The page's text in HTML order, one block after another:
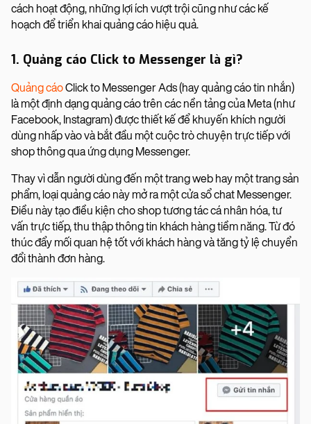
cách hoạt động, những lợi ích vượt trội cũng như các kế
hoạch để triển khai quảng cáo hiệu quả.
1. Quảng cáo Click to Messenger là gì?
Quảng cáoClick to Messenger Ads (hay quảng cáo tin nhắn)
là một định dạng quảng cáo trên các nền tảng của Meta (như
Facebook, Instagram) được thiết kế để khuyến khích người
dùng nhấp vào và bắt đầu một cuộc trò chuyện trực tiếp với
shop thông qua ứng dụng Messenger.
Thay vì dẫn người dùng đến một trang web hay một trang sản
phẩm, loại quảng cáo này mở ra một cửa sổ chat Messenger.
Điều này tạo điều kiện cho shop tương tác cá nhân hóa, tư
vấn trực tiếp, thu thập thông tin khách hàng tiềm năng. Từ đó
thúc đẩy mối quan hệ tốt với khách hàng và tăng tỷ lệ chuyển
đổi thành đơn hàng.